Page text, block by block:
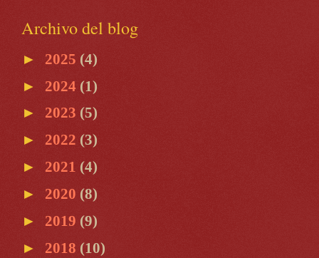
Archivo del blog
► 2025 (4)
► 2024 (1)
► 2023 (5)
► 2022 (3)
► 2021 (4)
► 2020 (8)
► 2019 (9)
► 2018 (10)